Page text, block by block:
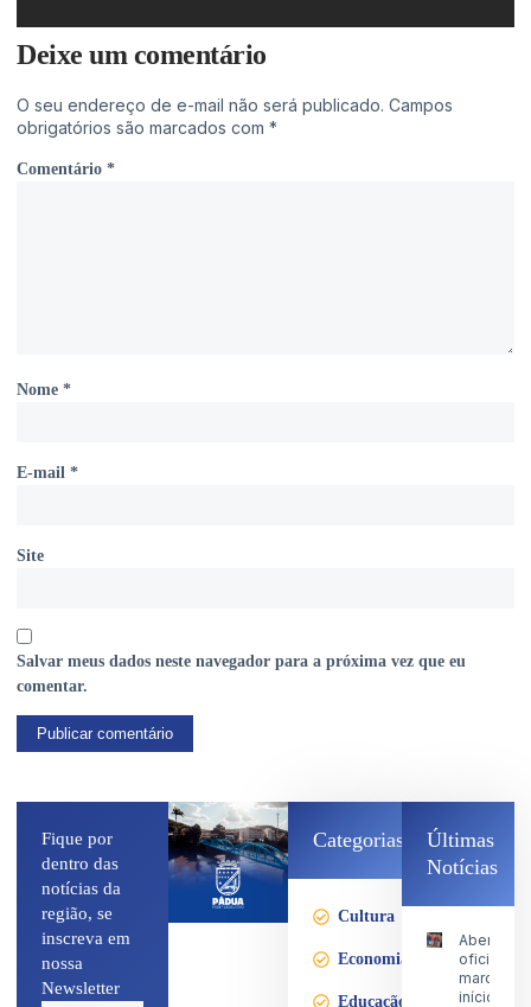
Deixe um comentário
O seu endereço de e-mail não será publicado. Campos
obrigatórios são marcados com *
Comentário *
Nome *
E-mail *
Site
Salvar meus dados neste navegador para a próxima vez que eu
comentar.
Fique por
dentro das
notícias da
região, se
inscreva em
nossa
Newsletter
Categorias
Cultura
Economia
Educação
Últimas
Notícias
Abertura
oficial
marca o
início da